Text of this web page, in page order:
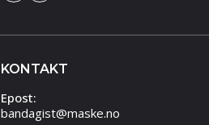
KONTAKT
Epost:
bandagist@maske.no